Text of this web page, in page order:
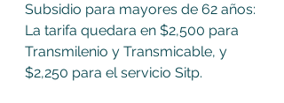
Subsidio para mayores de 62 años:
La tarifa quedara en $2,500 para
Transmilenio y Transmicable, y
$2,250 para el servicio Sitp.